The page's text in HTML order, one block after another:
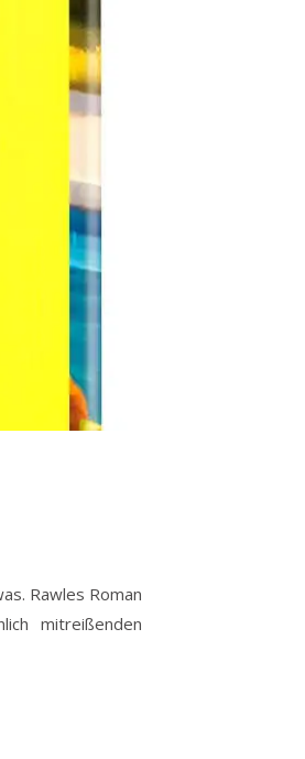
Rawles Roman
mitreißenden